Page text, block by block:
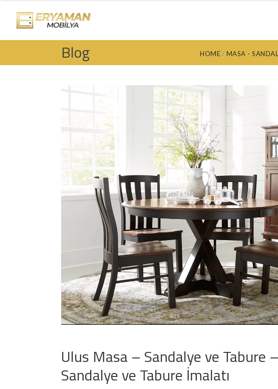
Blog HOME MASA -
Ulus Masa – Sandalye ve Tabure
Sandalye ve Tabure İmalatı